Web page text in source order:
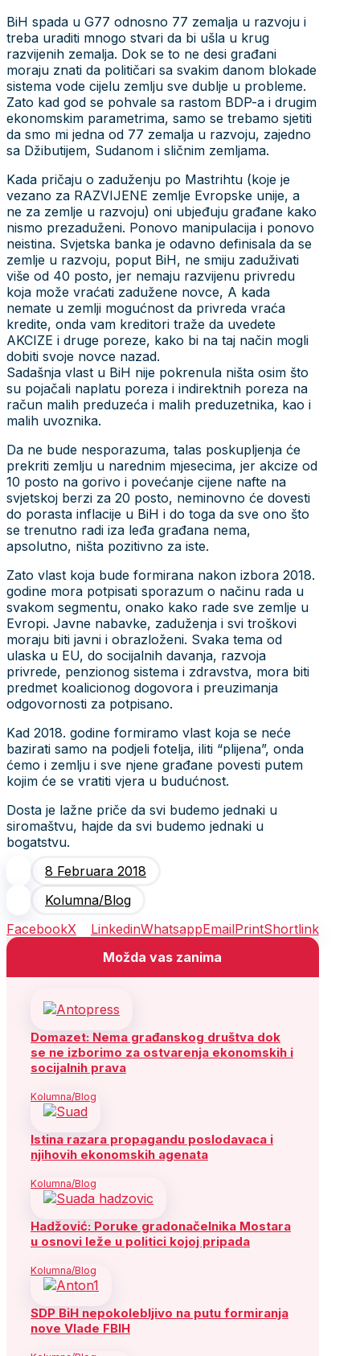
BiH spada u G77 odnosno 77 zemalja u razvoju i
treba uraditi mnogo stvari da bi ušla u krug
razvijenih zemalja. Dok se to ne desi građani
moraju znati da političari sa svakim danom blokade
sistema vode cijelu zemlju sve dublje u probleme.
Zato kad god se pohvale sa rastom BDP-a i drugim
ekonomskim parametrima, samo se trebamo sjetiti
da smo mi jedna od 77 zemalja u razvoju, zajedno
sa Džibutijem, Sudanom i sličnim zemljama.
Kada pričaju o zaduženju po Mastrihtu (koje je
vezano za RAZVIJENE zemlje Evropske unije, a
ne za zemlje u razvoju) oni ubjeđuju građane kako
nismo prezaduženi. Ponovo manipulacija i ponovo
neistina. Svjetska banka je odavno definisala da se
zemlje u razvoju, poput BiH, ne smiju zaduživati
više od 40 posto, jer nemaju razvijenu privredu
koja može vraćati zadužene novce, A kada
nemate u zemlji mogućnost da privreda vraća
kredite, onda vam kreditori traže da uvedete
AKCIZE i druge poreze, kako bi na taj način mogli
dobiti svoje novce nazad.
Sadašnja vlast u BiH nije pokrenula ništa osim što
su pojačali naplatu poreza i indirektnih poreza na
račun malih preduzeća i malih preduzetnika, kao i
malih uvoznika.
Da ne bude nesporazuma, talas poskupljenja će
prekriti zemlju u narednim mjesecima, jer akcize od
10 posto na gorivo i povećanje cijene nafte na
svjetskoj berzi za 20 posto, neminovno će dovesti
do porasta inflacije u BiH i do toga da sve ono što
se trenutno radi iza leđa građana nema,
apsolutno, ništa pozitivno za iste.
Zato vlast koja bude formirana nakon izbora 2018.
godine mora potpisati sporazum o načinu rada u
svakom segmentu, onako kako rade sve zemlje u
Evropi. Javne nabavke, zaduženja i svi troškovi
moraju biti javni i obrazloženi. Svaka tema od
ulaska u EU, do socijalnih davanja, razvoja
privrede, penzionog sistema i zdravstva, mora biti
predmet koalicionog dogovora i preuzimanja
odgovornosti za potpisano.
Kad 2018. godine formiramo vlast koja se neće
bazirati samo na podjeli fotelja, iliti “plijena”, onda
ćemo i zemlju i sve njene građane povesti putem
kojim će se vratiti vjera u budućnost.
Dosta je lažne priče da svi budemo jednaki u
siromaštvu, hajde da svi budemo jednaki u
bogatstvu.
8 Februara 2018
Kolumna/Blog
FacebookX LinkedinWhatsappEmailPrintShortlink
Možda vas zanima
Domazet: Nema građanskog društva dok
se ne izborimo za ostvarenja ekonomskih i
socijalnih prava
Kolumna/Blog
Istina razara propagandu poslodavaca i
njihovih ekonomskih agenata
Kolumna/Blog
Hadžović: Poruke gradonačelnika Mostara
u osnovi leže u politici kojoj pripada
Kolumna/Blog
SDP BiH nepokolebljivo na putu formiranja
nove Vlade FBIH